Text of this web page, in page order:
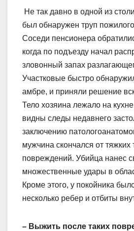
Не так давно в одной из
был обнаружен труп
Cоседи пенсионера
когда по подъезду начал
зловонный запах
Участковые быстро
амбре, и приняли решение
Тело хозяина лежало на
видны следы недавнего
заключению
мужчина скончался от тяжких
повреждений. Убийца нанес
множественные удары в
Кроме этого, у покойника
несколько ребер и отбиты
– Выжить после таких